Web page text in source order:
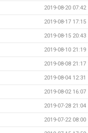
2019-08-20 07:42
2019-08-17 17:15
2019-08-15 20:43
2019-08-10 21:19
2019-08-08 21:17
2019-08-04 12:31
2019-08-02 16:07
2019-07-28 21:04
2019-07-22 08:00